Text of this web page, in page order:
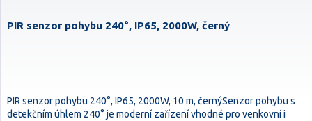
PIR senzor pohybu 240°, IP65, 2000W, černý
PIR senzor pohybu 240°, IP65, 2000W, 10 m, černýSenzor pohybu s
detekčním úhlem 240° je moderní zařízení vhodné pro venkovní i